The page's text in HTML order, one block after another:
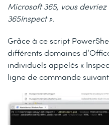
Microsoft 365, vous
365Inspect ».
Grâce à ce script
différents domaines
individuels appelés «
ligne de commande